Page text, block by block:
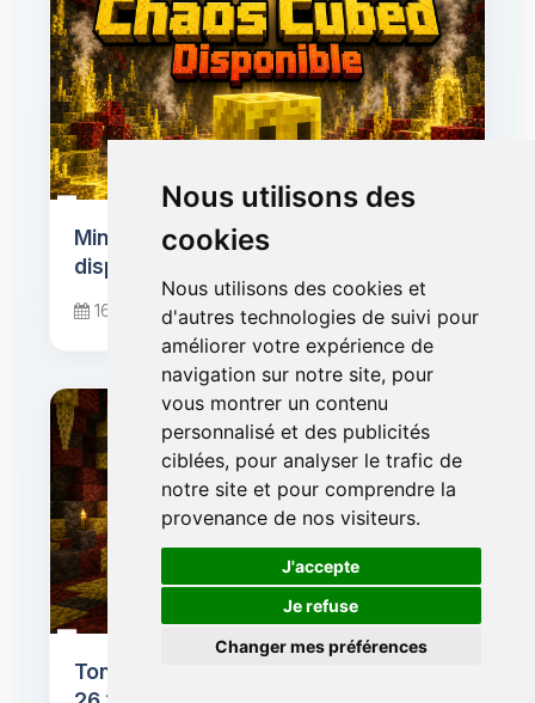
Nous utilisons des
cookies
Nous utilisons des cookies et
d'autres technologies de suivi pour
améliorer votre expérience de
navigation sur notre site, pour
vous montrer un contenu
personnalisé et des publicités
ciblées, pour analyser le trafic de
notre site et pour comprendre la
provenance de nos visiteurs.
J'accepte
Je refuse
Changer mes préférences
Minecraft 26.2 Chaos Cubed est
disponible
16 juin 2026
Ton serveur est-il prêt pour Minecraft
🍪